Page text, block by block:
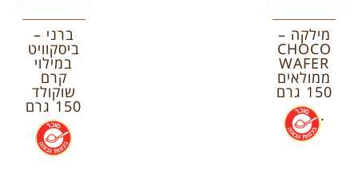
מילקה –
CHOCO
WAFER
ממולאים
150 גרם
.
.
ברני –
ביסקוויט
במילוי
קרם
שוקולד
150 גרם
.